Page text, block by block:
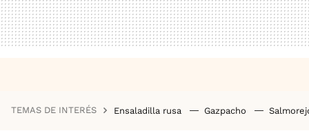
TEMAS DE INTERÉS Ensaladilla rusa Gazpacho